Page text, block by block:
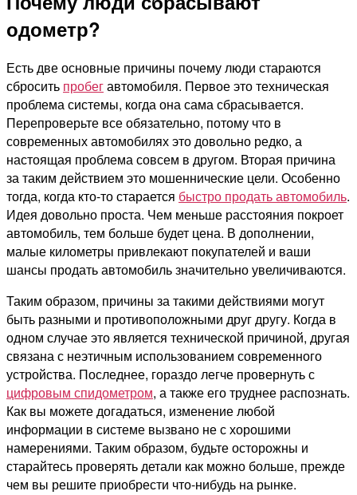
одометр?
Есть две основные причины почему люди стараются
сбросить пробегавтомобиля. Первое это техническая
проблема системы, когда она сама сбрасывается.
Перепроверьте все обязательно, потому что в
современных автомобилях это довольно редко, а
настоящая проблема совсем в другом. Вторая причина
за таким действием это мошеннические цели. Особенно
тогда, когда кто-то старается быстро продать автомобиль.
Идея довольно проста. Чем меньше расстояния покроет
автомобиль, тем больше будет цена. В дополнении,
малые километры привлекают покупателей и ваши
шансы продать автомобиль значительно увеличиваются.
Таким образом, причины за такими действиями могут
быть разными и противоположными друг другу. Когда в
одном случае это является технической причиной, другая
связана с неэтичным использованием современного
устройства. Последнее, гораздо легче провернуть с
цифровым спидометром, а также его труднее распознать.
Как вы можете догадаться, изменение любой
информации в системе вызвано не с хорошими
намерениями. Таким образом, будьте осторожны и
старайтесь проверять детали как можно больше, прежде
чем вы решите приобрести что-нибудь на рынке.